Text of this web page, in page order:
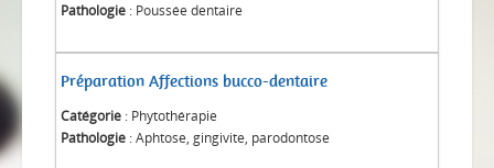
Pathologie : Poussée dentaire
Préparation Affections bucco-dentaire
Catégorie : Phytothérapie
Pathologie : Aphtose, gingivite, parodontose